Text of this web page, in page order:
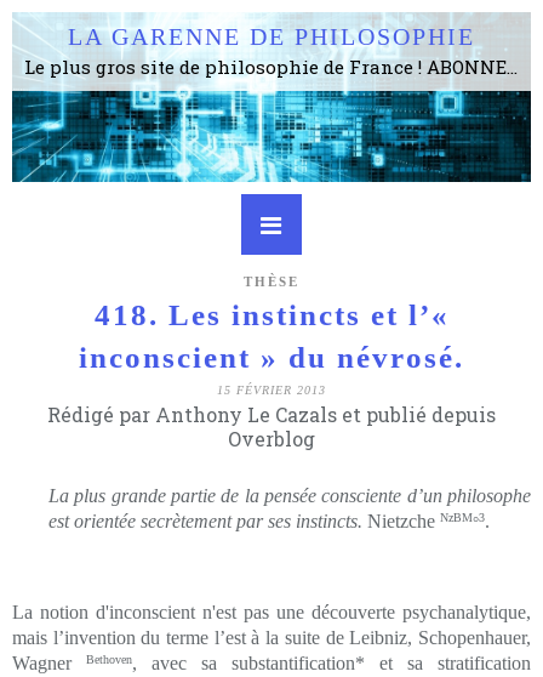
LA GARENNE DE PHILOSOPHIE
Le plus gros site de philosophie de France ! ABONNEZ-VOUS ! 4115 Articles, 1634 abonné·e·s, depuis 2006 . . . . . . . . 2 852 214 pages vues jusqu'à présent. Prestance et être apte à un plus grand nombre de choses.
THÈSE
418. Les instincts et l’«
inconscient » du névrosé.
15 FÉVRIER 2013
Rédigé par Anthony Le Cazals et publié depuis
Overblog
La plus grande partie de la pensée consciente d’un philosophe
est orientée secrètement par ses instincts. Nietzche NzBM°3.
La notion d'inconscient n'est pas une découverte psychanalytique,
mais l’invention du terme l’est à la suite de Leibniz, Schopenhauer,
Wagner
Bethoven, avec sa substantification* et sa stratification